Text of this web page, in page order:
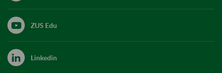
ZUS Edu
Linkedin